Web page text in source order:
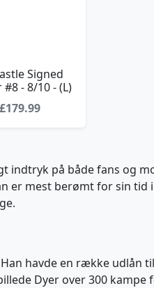
Signed
- 8/10 - (L)
indtryk på både fans og
er mest berømt for sin tid i
havde en række udlån
Dyer over 300 kampe